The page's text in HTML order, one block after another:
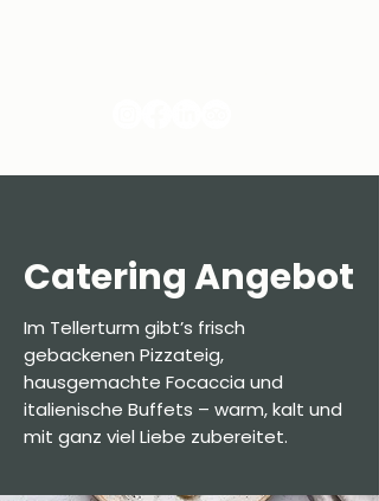
Catering Angebot
Im Tellerturm gibt’s frisch
gebackenen Pizzateig,
hausgemachte Focaccia und
italienische Buffets – warm, kalt und
mit ganz viel Liebe zubereitet.